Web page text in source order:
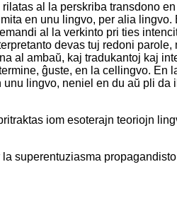
al la perskriba transdono
en unu lingvo, per alia
al la verkinto pri ties
devas tuj redoni
al ambaŭ, kaj tradukantoj kaj
ĝuste, en la cellingvo. En
lingvo, neniel en du aŭ pli da
iom esoterajn teoriojn
superentuziasma